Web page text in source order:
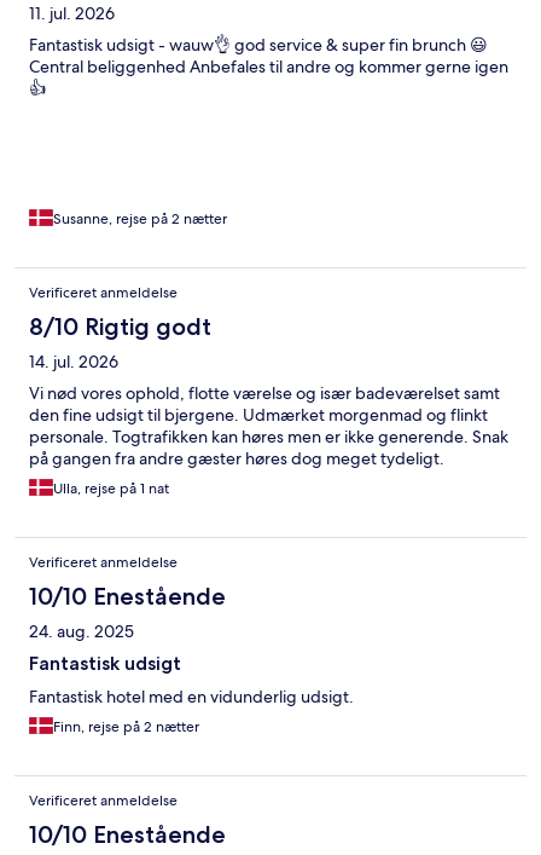
11. jul. 2026
Fantastisk udsigt - wauw👌 god service & super fin brunch 😃
Central beliggenhed Anbefales til andre og kommer gerne igen
👍
Susanne, rejse på 2 nætter
Verificeret anmeldelse
8/10 Rigtig godt
14. jul. 2026
Vi nød vores ophold, flotte værelse og især badeværelset samt
den fine udsigt til bjergene. Udmærket morgenmad og flinkt
personale. Togtrafikken kan høres men er ikke generende. Snak
på gangen fra andre gæster høres dog meget tydeligt.
Ulla, rejse på 1 nat
Verificeret anmeldelse
10/10 Enestående
24. aug. 2025
Fantastisk udsigt
Fantastisk hotel med en vidunderlig udsigt.
Finn, rejse på 2 nætter
Verificeret anmeldelse
10/10 Enestående